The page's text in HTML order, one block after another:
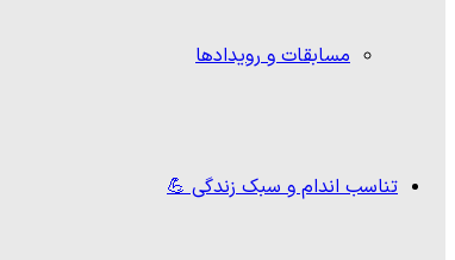
مسابقات و رویدادها
تناسب اندام و سبک زندگی 💪